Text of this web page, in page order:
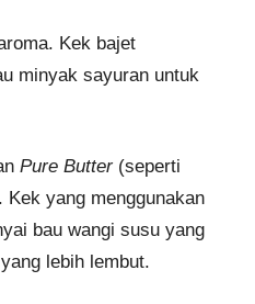
Kek bajet
minyak sayuran untuk
Pure Butter(seperti
Kek yang menggunakan
bau wangi susu yang
lebih lembut.